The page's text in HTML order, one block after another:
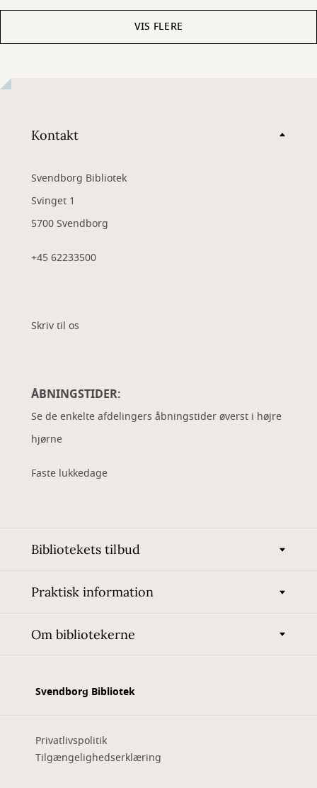
VIS FLERE
Kontakt
Svendborg Bibliotek
Svinget 1
5700 Svendborg
+45 62233500
Skriv til os
ÅBNINGSTIDER:
Se de enkelte afdelingers åbningstider øverst i højre
hjørne
Faste lukkedage
Bibliotekets tilbud
Praktisk information
Om bibliotekerne
Svendborg Bibliotek
Privatlivspolitik
Tilgængelighedserklæring